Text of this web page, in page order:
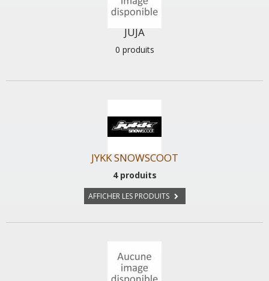
JUJA
0 produits
JYKK SNOWSCOOT
4 produits
AFFICHER LES PRODUITS